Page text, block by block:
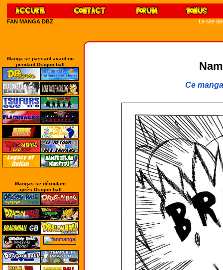
FAN MANGA DBZ Le site
Manga se passant avant ou
pendant Dragon ball
Mangas se déroulant
après Dragon ball
Ce